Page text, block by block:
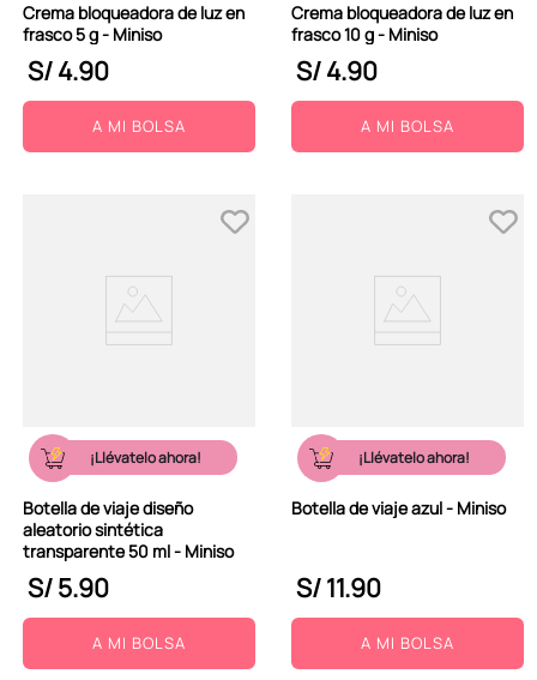
Crema bloqueadora de luz en
frasco 5 g - Miniso
S/4.90
A MI BOLSA
Crema bloqueadora de luz en
frasco 10 g - Miniso
S/4.90
A MI BOLSA
¡Llévatelo ahora!
Botella de viaje diseño
aleatorio sintética
transparente 50 ml - Miniso
S/5.90
A MI BOLSA
¡Llévatelo ahora!
Botella de viaje azul - Miniso
S/11.90
A MI BOLSA